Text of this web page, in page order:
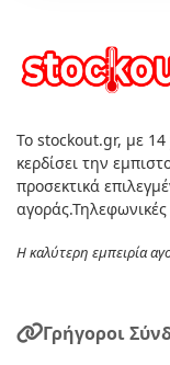
Το stockout.gr, με 14
κερδίσει την
προσεκτικά
Η καλύτερη εμπειρία
Γρήγοροι